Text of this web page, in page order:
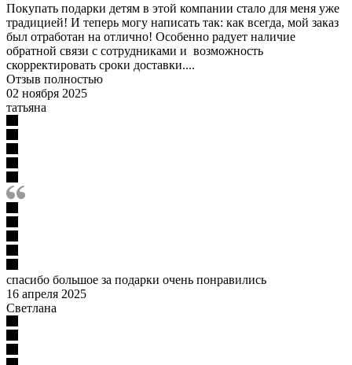
Покупать подарки детям в этой компании стало для меня уже
традицией! И теперь могу написать так: как всегда, мой заказ
был отработан на отлично! Особенно радует наличие
обратной связи с сотрудниками и возможность
скорректировать сроки доставки....
Отзыв полностью
02 ноября 2025
татьяна
спасибо большое за подарки очень понравились
16 апреля 2025
Светлана